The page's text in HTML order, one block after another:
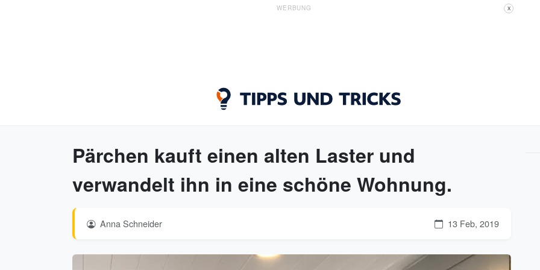
WERBUNG X
Pärchen kauft einen alten Laster und
verwandelt ihn in eine schöne Wohnung.
Anna Schneider 13 Feb, 2019